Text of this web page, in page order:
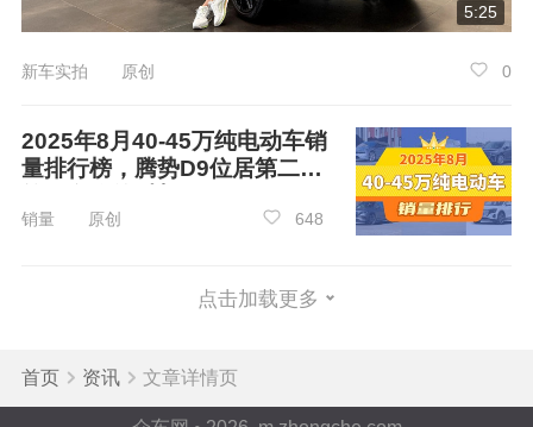
5:25
新车实拍 原创 0
2025年8月40-45万纯电动车销
量排行榜，腾势D9位居第二，
销量 原创 648
点击加载更多
首页 资讯 文章详情页